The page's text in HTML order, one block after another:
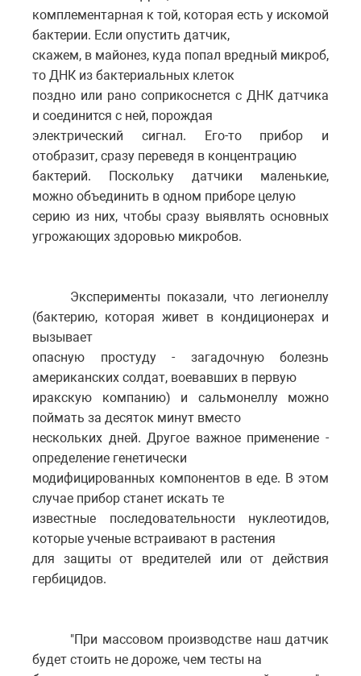
комплементарная к той, которая есть у искомой
бактерии. Если опустить датчик,
скажем, в майонез, куда попал вредный микроб,
то ДНК из бактериальных клеток
поздно или рано соприкоснется с ДНК датчика
и соединится с ней, порождая
электрический сигнал. Его-то прибор и
отобразит, сразу переведя в концентрацию
бактерий. Поскольку датчики маленькие,
можно объединить в одном приборе целую
серию из них, чтобы сразу выявлять основных
угрожающих здоровью микробов.
Эксперименты показали, что легионеллу
(бактерию, которая живет в кондиционерах и
вызывает
опасную простуду - загадочную болезнь
американских солдат, воевавших в первую
иракскую компанию) и сальмонеллу можно
поймать за десяток минут вместо
нескольких дней. Другое важное применение -
определение генетически
модифицированных компонентов в еде. В этом
случае прибор станет искать те
известные последовательности нуклеотидов,
которые ученые встраивают в растения
для защиты от вредителей или от действия
гербицидов.
"При массовом производстве наш датчик
будет стоить не дороже, чем тесты на